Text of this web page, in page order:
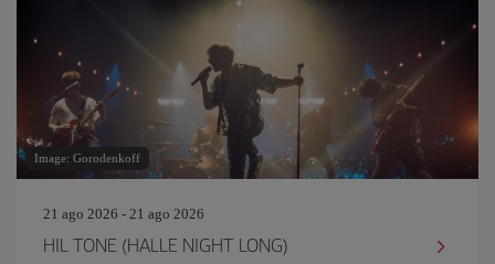
Image: Gorodenkoff
21 ago 2026 - 21 ago 2026
HIL TONE (HALLE NIGHT LONG)